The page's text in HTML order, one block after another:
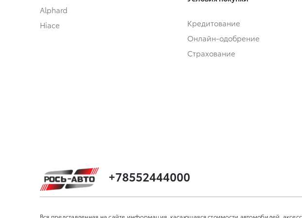
Alphard
Hiace
Кредитование
Онлайн-одобрение
Страхование
+78552444000
Вся представленная на сайте информация, касающаяся стоимости автомобилей,